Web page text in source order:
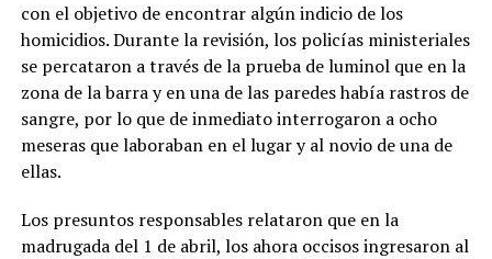
con el objetivo de encontrar algún indicio de los
homicidios. Durante la revisión, los policías ministeriales
se percataron a través de la prueba de luminol que en la
zona de la barra y en una de las paredes había rastros de
sangre, por lo que de inmediato interrogaron a ocho
meseras que laboraban en el lugar y al novio de una de
ellas.
Los presuntos responsables relataron que en la
madrugada del 1 de abril, los ahora occisos ingresaron al